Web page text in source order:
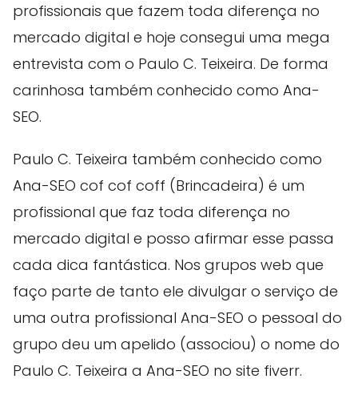
profissionais que fazem toda diferença no
mercado digital e hoje consegui uma mega
entrevista com o Paulo C. Teixeira. De forma
carinhosa também conhecido como Ana-
SEO.
Paulo C. Teixeira também conhecido como
Ana-SEO cof cof coff (Brincadeira) é um
profissional que faz toda diferença no
mercado digital e posso afirmar esse passa
cada dica fantástica. Nos grupos web que
faço parte de tanto ele divulgar o serviço de
uma outra profissional Ana-SEO o pessoal do
grupo deu um apelido (associou) o nome do
Paulo C. Teixeira a Ana-SEO no site fiverr.